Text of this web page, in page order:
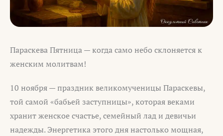
Параскева Пятница — когда само небо склоняется к
женским молитвам!
10 ноября — праздник великомученицы Параскевы,
той самой «бабьей заступницы», которая веками
хранит женское счастье, семейный лад и девичьи
надежды. Энергетика этого дня настолько мощная,